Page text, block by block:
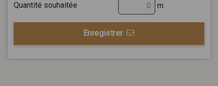
Quantité souhaitée m
Enregistrer